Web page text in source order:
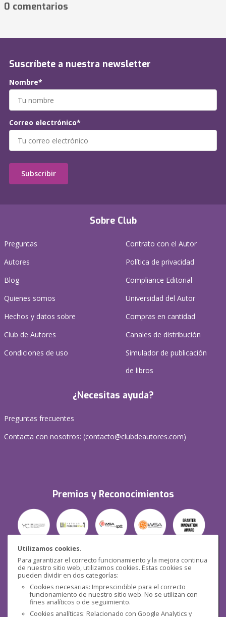
Utilizamos cookies.
Para garantizar el correcto funcionamiento y la mejora continua
de nuestro sitio web, utilizamos cookies. Estas cookies se
pueden dividir en dos categorías:
Cookies necesarias: Imprescindible para el correcto
funcionamiento de nuestro sitio web. No se utilizan con
fines analíticos o de seguimiento.
Cookies analíticas: Relacionado con Google Analytics y
0 comentarios
Sobre Club
Preguntas
Autores
Blog
Quienes somos
Hechos y datos sobre
Club de Autores
Condiciones de uso
Contrato con el Autor
Política de privacidad
Compliance Editorial
Universidad del Autor
Compras en cantidad
Canales de distribución
Simulador de publicación
de libros
¿Necesitas ayuda?
Preguntas frecuentes
Contacta con nosotros: (contacto@clubdeautores.com)
Premios y Reconocimientos
Seguridad
Suscríbete a nuestra newsletter
Nombre*
Correo electrónico*
Subscribir